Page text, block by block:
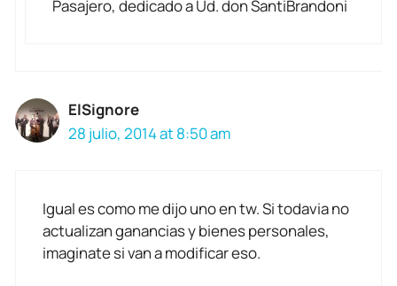
Pasajero, dedicado a Ud. don SantiBrandoni
ElSignore
28 julio, 2014 at 8:50 am
Igual es como me dijo uno en tw. Si todavia no
actualizan ganancias y bienes personales,
imaginate si van a modificar eso.